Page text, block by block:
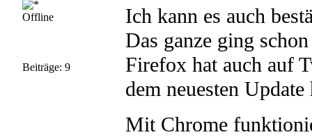
Offline
Beiträge: 9
Ich kann es auch
Das ganze ging
Firefox hat auch auf
dem neuesten
Mit Chrome